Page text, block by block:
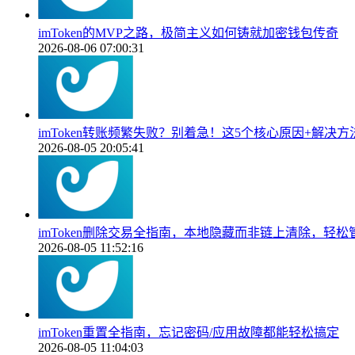
imToken的MVP之路，极简主义如何铸就加密钱包传奇
2026-08-06 07:00:31
imToken转账频繁失败？别着急！这5个核心原因+解决方
2026-08-05 20:05:41
imToken删除交易全指南，本地隐藏而非链上清除，轻松
2026-08-05 11:52:16
imToken重置全指南，忘记密码/应用故障都能轻松搞定
2026-08-05 11:04:03